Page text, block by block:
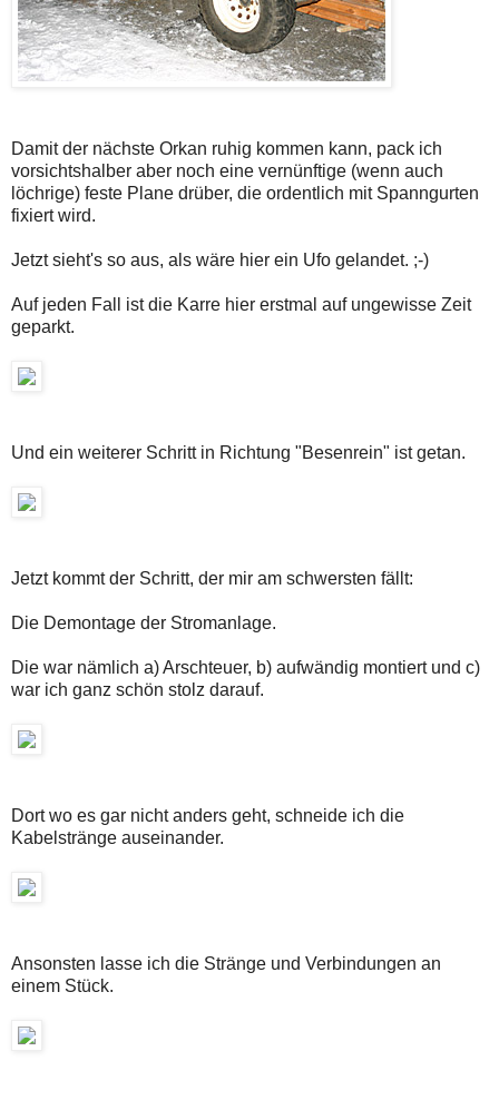
Damit der nächste Orkan ruhig kommen kann, pack ich
vorsichtshalber aber noch eine vernünftige (wenn auch
löchrige) feste Plane drüber, die ordentlich mit Spanngurten
fixiert wird.
Jetzt sieht's so aus, als wäre hier ein Ufo gelandet. ;-)
Auf jeden Fall ist die Karre hier erstmal auf ungewisse Zeit
geparkt.
Und ein weiterer Schritt in Richtung "Besenrein" ist getan.
Jetzt kommt der Schritt, der mir am schwersten fällt:
Die Demontage der Stromanlage.
Die war nämlich a) Arschteuer, b) aufwändig montiert und c)
war ich ganz schön stolz darauf.
Dort wo es gar nicht anders geht, schneide ich die
Kabelstränge auseinander.
Ansonsten lasse ich die Stränge und Verbindungen an
einem Stück.